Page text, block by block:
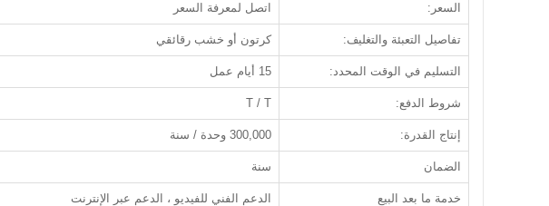
السعر: اتصل لمعرفة السعر
تفاصيل التعبئة والتغليف: كرتون أو خشب رقائقي
التسليم في الوقت المحدد: 15 أيام عمل
شروط الدفع: T / T
إنتاج القدرة: 300,000 وحدة / سنة
الضمان سنة
خدمة ما بعد البيع الدعم الفني للفيديو ، الدعم عبر الإنترنت